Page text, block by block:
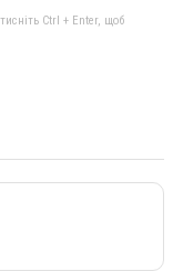
Ctrl + Enter, щоб